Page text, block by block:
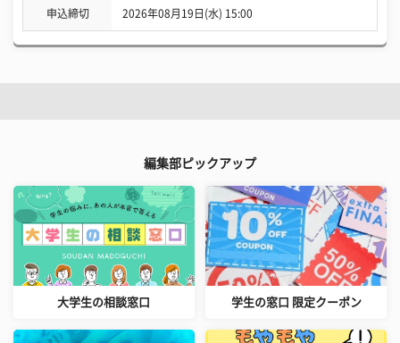
申込締切 2026年08月19日(水) 15:00
編集部ピックアップ
大学生の相談窓口 学生の窓口 限定クーポン